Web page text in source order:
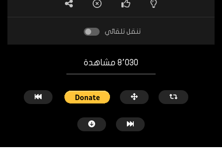
تنقل تلقائي
8٬030 مشاهدة